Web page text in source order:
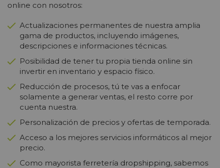
online con nosotros:
Actualizaciones permanentes de nuestra amplia
gama de productos, incluyendo imágenes,
descripciones e informaciones técnicas.
Posibilidad de tener tu propia tienda online sin
invertir en inventario y espacio físico.
Reducción de procesos, tú te vas a enfocar
solamente a generar ventas, el resto corre por
cuenta nuestra.
Personalización de precios y ofertas de temporada.
Acceso a los mejores servicios informáticos al mejor
precio.
Como mayorista ferretería dropshipping, sabemos